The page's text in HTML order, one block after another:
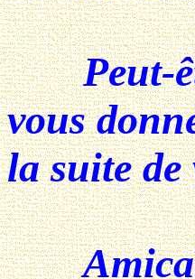
Peut-
vous
la suite